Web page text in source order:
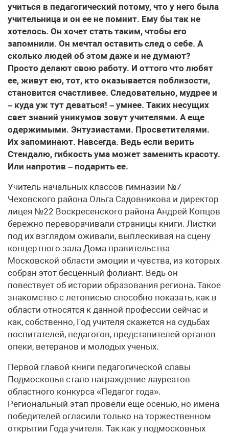
учиться в педагогический потому, что у него была
учительница и он ее не помнит. Ему бы так не
хотелось. Он хочет стать таким, чтобы его
запомнили. Он мечтал оставить след о себе. А
сколько людей об этом даже и не думают?
Просто делают свою работу. И оттого что любят
ее, живут ею, тот, кто оказывается поблизости,
становится счастливее. Следовательно, мудрее и
– куда уж тут деваться! – умнее. Таких несущих
свет знаний уникумов зовут учителями. А еще
одержимыми. Энтузиастами. Просветителями.
Их запоминают. Навсегда. Ведь если верить
Стендалю, гибкость ума может заменить красоту.
Или напротив – подарить ее.
Учитель начальных классов гимназии №7
Чеховского района Ольга Садовникова и директор
лицея №22 Воскресенского района Андрей Копцов
бережно переворачивали страницы книги. Листки
под их взглядом оживали, выплескивая на сцену
концертного зала Дома правительства
Московской области эмоции и чувства, из которых
собран этот бесценный фолиант. Ведь он
повествует об истории образования региона. Такое
знакомство с летописью способно показать, как в
области относятся к данной профессии сейчас и
как, собственно, Год учителя скажется на судьбах
воспитателей, педагогов, представителей органов
опеки, ветеранов и молодых ученых.
Первой главой книги педагогической славы
Подмосковья стало награждение лауреатов
областного конкурса «Педагог года».
Региональный этап провели еще осенью, но имена
победителей огласили только на торжественном
открытии Года учителя. Так как у подмосковных